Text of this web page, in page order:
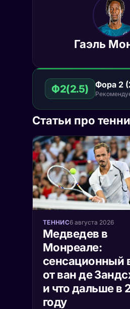
Гаэль
Ф2(2.5) Фора 2
Статьи про
ТЕННИС6 августа 2026
Медведев в
Монреале:
сенсационный
от ван де
и что дальше в
году